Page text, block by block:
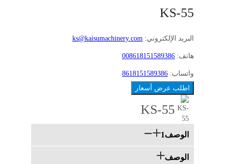
KS-55
البريد الإلكتروني: ks@kaisumachinery.com
هاتف: 008618151589386
واتساب: 8618151589386
اطلب عرض أسعار
KS-55
الوصف1
الوصف